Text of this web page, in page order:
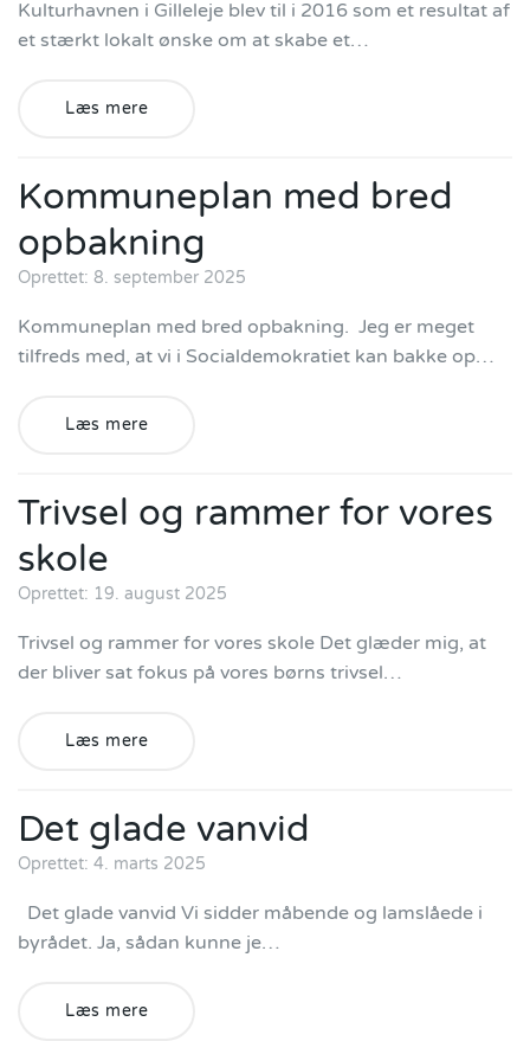
Kulturhavnen i Gilleleje blev til i 2016 som et resultat af
et stærkt lokalt ønske om at skabe et…
Læs mere
Kommuneplan med bred
opbakning
Oprettet: 8. september 2025
Kommuneplan med bred opbakning. Jeg er meget
tilfreds med, at vi i Socialdemokratiet kan bakke op…
Læs mere
Trivsel og rammer for vores
skole
Oprettet: 19. august 2025
Trivsel og rammer for vores skole Det glæder mig, at
der bliver sat fokus på vores børns trivsel…
Læs mere
Det glade vanvid
Oprettet: 4. marts 2025
Det glade vanvid Vi sidder måbende og lamslåede i
byrådet. Ja, sådan kunne je…
Læs mere